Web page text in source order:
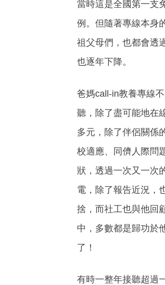
當時這是全國第一支
例。但隨著專線本身
祖父母們，也都會透
也逐年下降。
爸媽call-in教養專線
聽，除了盡可能地在
多元，除了伴侶關係
校適應、同儕人際問
狀，透過一次又一次
電，除了報告近況，
捨，而社工也與他回
中，多數都是歸功於
了！
有時一整年接聽超過